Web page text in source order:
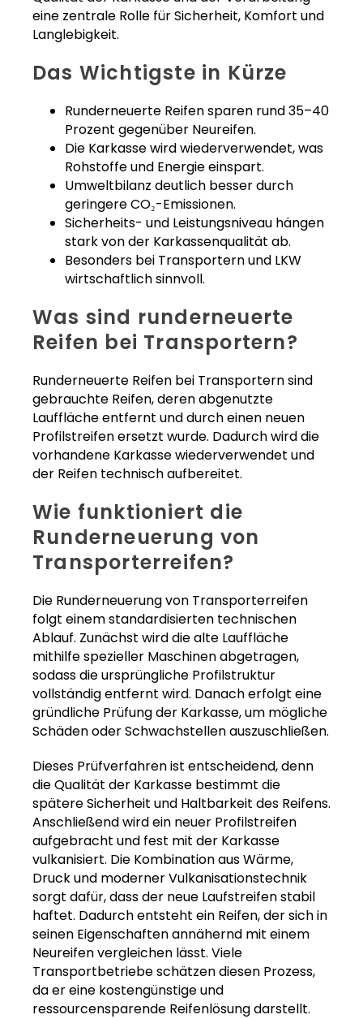
eine zentrale Rolle für Sicherheit, Komfort und
Langlebigkeit.
Das Wichtigste in Kürze
Runderneuerte Reifen sparen rund 35–40
Prozent gegenüber Neureifen.
Die Karkasse wird wiederverwendet, was
Rohstoffe und Energie einspart.
Umweltbilanz deutlich besser durch
geringere CO₂-Emissionen.
Sicherheits- und Leistungsniveau hängen
stark von der Karkassenqualität ab.
Besonders bei Transportern und LKW
wirtschaftlich sinnvoll.
Was sind runderneuerte
Reifen bei Transportern?
Runderneuerte Reifen bei Transportern sind
gebrauchte Reifen, deren abgenutzte
Lauffläche entfernt und durch einen neuen
Profilstreifen ersetzt wurde. Dadurch wird die
vorhandene Karkasse wiederverwendet und
der Reifen technisch aufbereitet.
Wie funktioniert die
Runderneuerung von
Transporterreifen?
Die Runderneuerung von Transporterreifen
folgt einem standardisierten technischen
Ablauf. Zunächst wird die alte Lauffläche
mithilfe spezieller Maschinen abgetragen,
sodass die ursprüngliche Profilstruktur
vollständig entfernt wird. Danach erfolgt eine
gründliche Prüfung der Karkasse, um mögliche
Schäden oder Schwachstellen auszuschließen.
Dieses Prüfverfahren ist entscheidend, denn
die Qualität der Karkasse bestimmt die
spätere Sicherheit und Haltbarkeit des Reifens.
Anschließend wird ein neuer Profilstreifen
aufgebracht und fest mit der Karkasse
vulkanisiert. Die Kombination aus Wärme,
Druck und moderner Vulkanisationstechnik
sorgt dafür, dass der neue Laufstreifen stabil
haftet. Dadurch entsteht ein Reifen, der sich in
seinen Eigenschaften annähernd mit einem
Neureifen vergleichen lässt. Viele
Transportbetriebe schätzen diesen Prozess,
da er eine kostengünstige und
ressourcensparende Reifenlösung darstellt.